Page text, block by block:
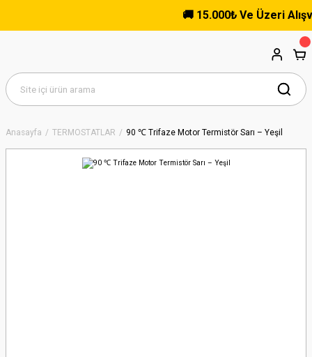
🚚 15.000₺ Ve Üzeri
Anasayfa TERMOSTATLAR 90 ℃ Trifaze Motor Termistör Sarı – Yeşil